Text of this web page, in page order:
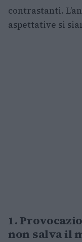
contrastanti.
aspettative si
1.
non salva il